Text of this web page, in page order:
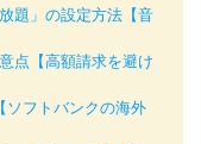
題」の設定方法【音
点【高額請求を避け
ソフトバンクの海外